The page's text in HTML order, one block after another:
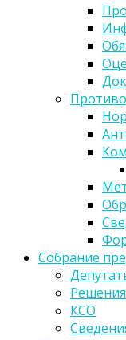
Собрание
КСО